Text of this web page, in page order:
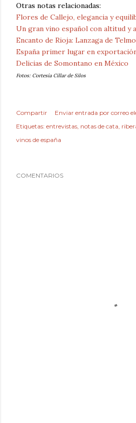
Otras notas relacionadas:
Flores de Callejo, elegancia y
Un gran vino español con altitud y
Encanto de Rioja: Lanzaga de
España primer lugar en
Delicias de Somontano en México
Fotos: Cortesía Cillar de Silos
Compartir
Enviar entrada por correo
Etiquetas: entrevistas notas de cata
vinos de españa
COMENTARIOS